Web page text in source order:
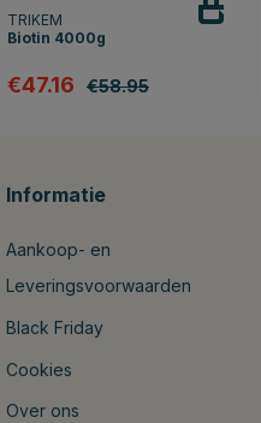
TRIKEM
Biotin 4000g
€47.16 €58.95
Informatie
Aankoop- en
Leveringsvoorwaarden
Black Friday
Cookies
Over ons